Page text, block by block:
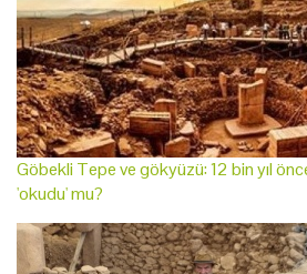
Göbekli Tepe ve gökyüzü: 12 bin yıl önce
'okudu' mu?